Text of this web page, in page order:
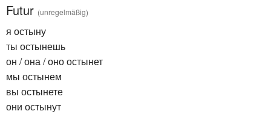
Futur (unregelmäßig)
я остыну
ты остынешь
он / она / оно остынет
мы остынем
вы остынете
они остынут